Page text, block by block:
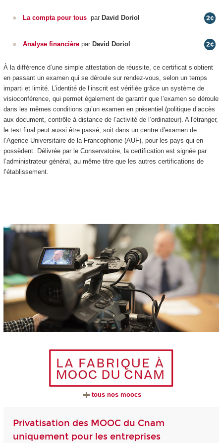
La compta pour tous par David Doriol
Analyse financièrepar David Doriol
À la différence d’une simple attestation de réussite, ce certificat s’obtient
en passant un examen qui se déroule sur rendez-vous, selon un temps
imparti et limité. L’identité de l’inscrit est vérifiée grâce un système de
visioconférence, qui permet également de garantir que l’examen se déroule
dans les mêmes conditions qu’un examen en présentiel (politique d’accès
aux document, contrôle à distance de l’activité de l’ordinateur). A l'étranger,
le test final peut aussi être passé, soit dans un centre d’examen de
l’Agence Universitaire de la Francophonie (AUF), pour les pays qui en
possèdent. Délivrée par le Conservatoire, la certification est signée par
l’administrateur général, au même titre que les autres certifications de
l’établissement.
tous nos moocs
Privatisation des MOOC du Cnam
uniquement pour les entreprises